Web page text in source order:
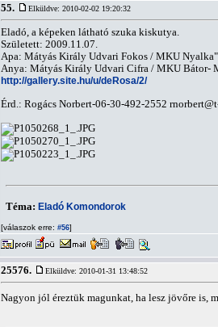
55. Elküldve: 2010-02-02 19:20:32
Eladó, a képeken látható szuka kiskutya.
Született: 2009.11.07.
Apa: Mátyás Király Udvari Fokos / MKU
Anya: Mátyás Király Udvari Cifra / MKU Bátor-
http://gallery.site.hu/u/deRosa/2/
Érd.: Rogács Norbert-06-30-492-2552
Téma: Eladó Komondorok
[válaszok erre: #56]
25576. Elküldve: 2010-01-31 13:48:52
Nagyon jól éreztük magunkat, ha lesz jövőre is,